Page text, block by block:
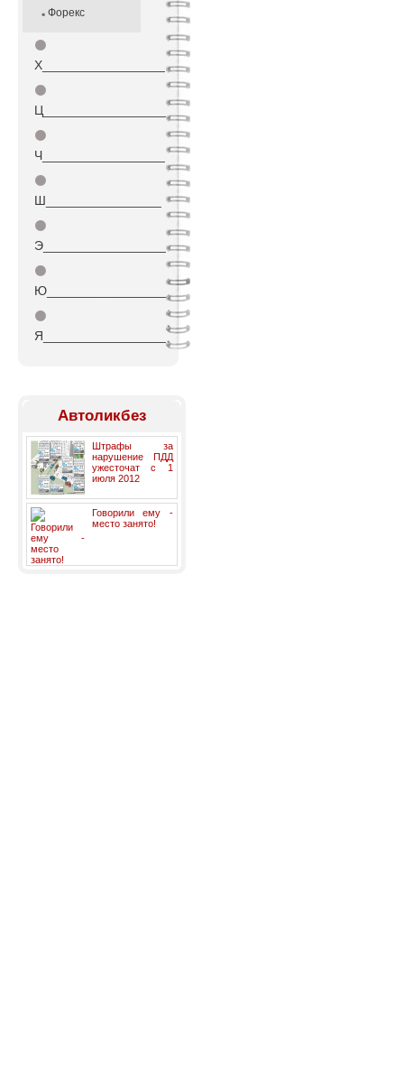
Форекс
⚫
Х_________________
⚫
Ц_________________
⚫
Ч_________________
⚫
Ш________________
⚫
Э_________________
⚫
Ю_________________
⚫
Я_________________
Автоликбез
Штрафы за
нарушение ПДД
ужесточат с 1
июля 2012
Говорили ему -
место занято!